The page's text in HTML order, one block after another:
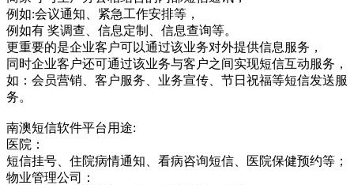
例如:会议通知、紧急工作安排等，
例如有 奖调查、信息定制、信息查询等。
更重要的是企业客户可以通过该业务对外提供信息服务，
同时企业客户还可通过该业务与客户之间实现短信互动服务，
如：会员营销、客户服务、业务宣传、节日祝福等短信发送服
务。
南澳短信软件平台用途:
医院：
短信挂号、住院病情通知、看病咨询短信、医院保健预约等；
物业管理公司：